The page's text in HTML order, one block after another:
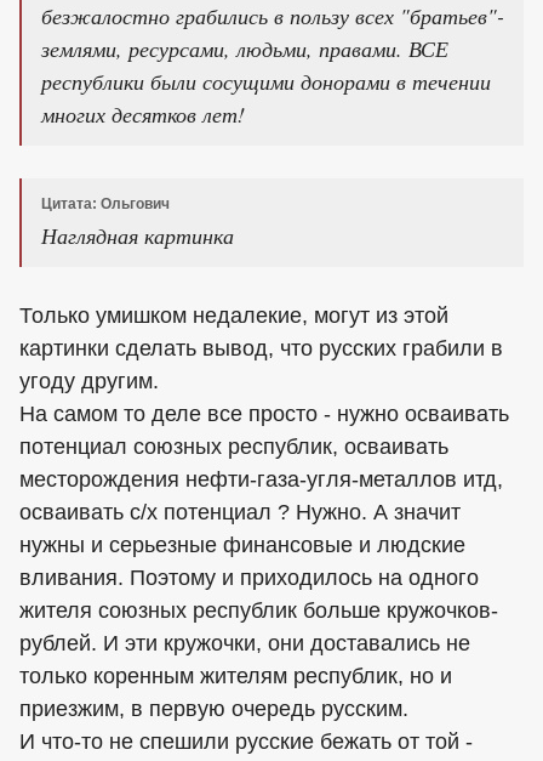
безжалостно грабились в пользу всех "братьев"-
землями, ресурсами, людьми, правами. ВСЕ
республики были сосущими донорами в течении
многих десятков лет!
Цитата: Ольгович
Наглядная картинка
Только умишком недалекие, могут из этой
картинки сделать вывод, что русских грабили в
угоду другим.
На самом то деле все просто - нужно осваивать
потенциал союзных республик, осваивать
месторождения нефти-газа-угля-металлов итд,
осваивать с/х потенциал ? Нужно. А значит
нужны и серьезные финансовые и людские
вливания. Поэтому и приходилось на одного
жителя союзных республик больше кружочков-
рублей. И эти кружочки, они доставались не
только коренным жителям республик, но и
приезжим, в первую очередь русским.
И что-то не спешили русские бежать от той -